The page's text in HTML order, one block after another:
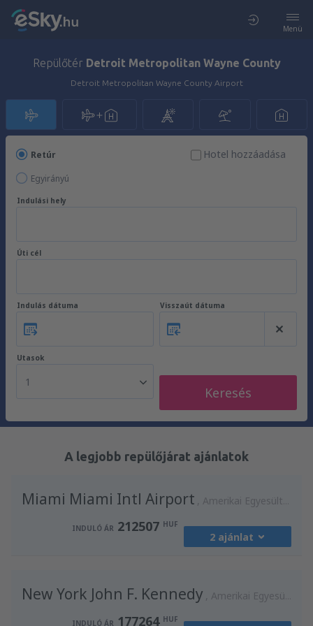
Menü
Repülőtér Detroit Metropolitan Wayne County
Detroit Metropolitan Wayne County Airport
Retúr
Egyirányú
Hotel hozzáadása
Indulási hely
Úti cél
Indulás dátuma Visszaút dátuma
Utasok
1
Keresés
A legjobb repülőjárat ajánlatok
Miami Miami Intl Airport Amerikai Egyesült Államok
INDULÓ ÁR 212507 HUF
2 ajánlat
INDULÓ ÁR 212507HUF
New York John F. Kennedy Amerikai Egyesült Államok
INDULÓ ÁR 177264 HUF